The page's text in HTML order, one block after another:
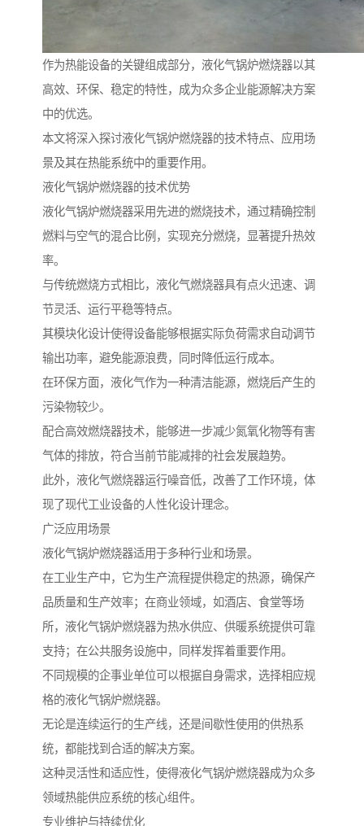
作为热能设备的关键组成部分，液化气锅炉燃烧器以其
高效、环保、稳定的特性，成为众多企业能源解决方案
中的优选。
本文将深入探讨液化气锅炉燃烧器的技术特点、应用场
景及其在热能系统中的重要作用。
液化气锅炉燃烧器的技术优势
液化气锅炉燃烧器采用先进的燃烧技术，通过精确控制
燃料与空气的混合比例，实现充分燃烧，显著提升热效
率。
与传统燃烧方式相比，液化气燃烧器具有点火迅速、调
节灵活、运行平稳等特点。
其模块化设计使得设备能够根据实际负荷需求自动调节
输出功率，避免能源浪费，同时降低运行成本。
在环保方面，液化气作为一种清洁能源，燃烧后产生的
污染物较少。
配合高效燃烧器技术，能够进一步减少氮氧化物等有害
气体的排放，符合当前节能减排的社会发展趋势。
此外，液化气燃烧器运行噪音低，改善了工作环境，体
现了现代工业设备的人性化设计理念。
广泛应用场景
液化气锅炉燃烧器适用于多种行业和场景。
在工业生产中，它为生产流程提供稳定的热源，确保产
品质量和生产效率；在商业领域，如酒店、食堂等场
所，液化气锅炉燃烧器为热水供应、供暖系统提供可靠
支持；在公共服务设施中，同样发挥着重要作用。
不同规模的企事业单位可以根据自身需求，选择相应规
格的液化气锅炉燃烧器。
无论是连续运行的生产线，还是间歇性使用的供热系
统，都能找到合适的解决方案。
这种灵活性和适应性，使得液化气锅炉燃烧器成为众多
领域热能供应系统的核心组件。
专业维护与持续优化